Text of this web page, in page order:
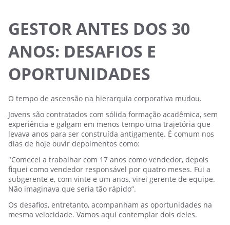
GESTOR ANTES DOS 30
ANOS: DESAFIOS E
OPORTUNIDADES
O tempo de ascensão na hierarquia corporativa mudou.
Jovens são contratados com sólida formação acadêmica, sem
experiência e galgam em menos tempo uma trajetória que
levava anos para ser construída antigamente. É comum nos
dias de hoje ouvir depoimentos como:
"Comecei a trabalhar com 17 anos como vendedor, depois
fiquei como vendedor responsável por quatro meses. Fui a
subgerente e, com vinte e um anos, virei gerente de equipe.
Não imaginava que seria tão rápido”.
Os desafios, entretanto, acompanham as oportunidades na
mesma velocidade. Vamos aqui contemplar dois deles.